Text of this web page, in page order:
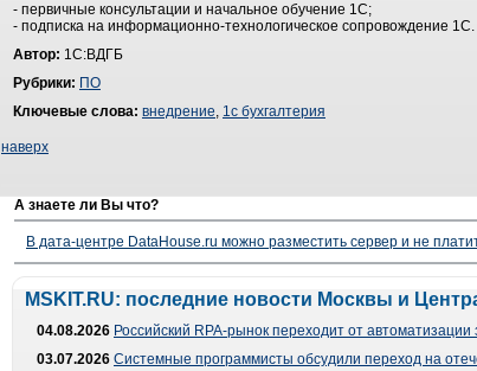
- первичные консультации и начальное обучение 1С;
- подписка на информационно-технологическое сопровождение 1С.
Автор: 1С:ВДГБ
Рубрики: ПО
Ключевые слова: внедрение, 1с бухгалтерия
наверх
А знаете ли Вы что?
В дата-центре DataHouse.ru можно разместить сервер и не
MSKIT.RU: последние новости Москвы и
04.08.2026 Российский RPA-рынок переходит от
03.07.2026 Системные программисты обсудили переход на